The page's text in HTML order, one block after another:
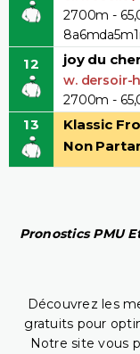
2700m -
12 joy du
w. dersoir-
2700m -
13
Klassic
Non
Pronostics PMU
Découvrez les
gratuits pour
Notre site vous